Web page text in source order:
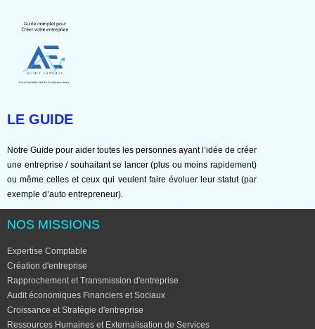
LE GUIDE
Notre Guide pour aider toutes les personnes ayant l’idée de créer
une entreprise / souhaitant se lancer (plus ou moins rapidement)
ou même celles et ceux qui veulent faire évoluer leur statut (par
exemple d’auto entrepreneur).
NOS MISSIONS
Expertise Comptable
Création d'entreprise
Rapprochement et Transmission d'entreprise
Audit économiques Financiers et Sociaux
Croissance et Stratégie d'entreprise
Ressources Humaines et Externalisation de Services